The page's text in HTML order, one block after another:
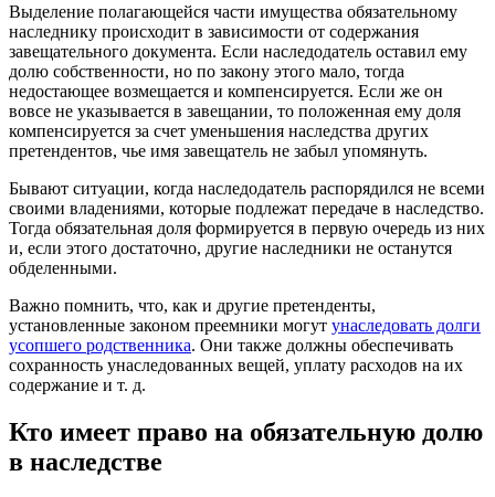
Выделение полагающейся части имущества обязательному
наследнику происходит в зависимости от содержания
завещательного документа. Если наследодатель оставил ему
долю собственности, но по закону этого мало, тогда
недостающее возмещается и компенсируется. Если же он
вовсе не указывается в завещании, то положенная ему доля
компенсируется за счет уменьшения наследства других
претендентов, чье имя завещатель не забыл упомянуть.
Бывают ситуации, когда наследодатель распорядился не всеми
своими владениями, которые подлежат передаче в наследство.
Тогда обязательная доля формируется в первую очередь из них
и, если этого достаточно, другие наследники не останутся
обделенными.
Важно помнить, что, как и другие претенденты,
установленные законом преемники могут унаследовать долги
усопшего родственника. Они также должны обеспечивать
сохранность унаследованных вещей, уплату расходов на их
содержание и т. д.
Кто имеет право на обязательную долю
в наследстве